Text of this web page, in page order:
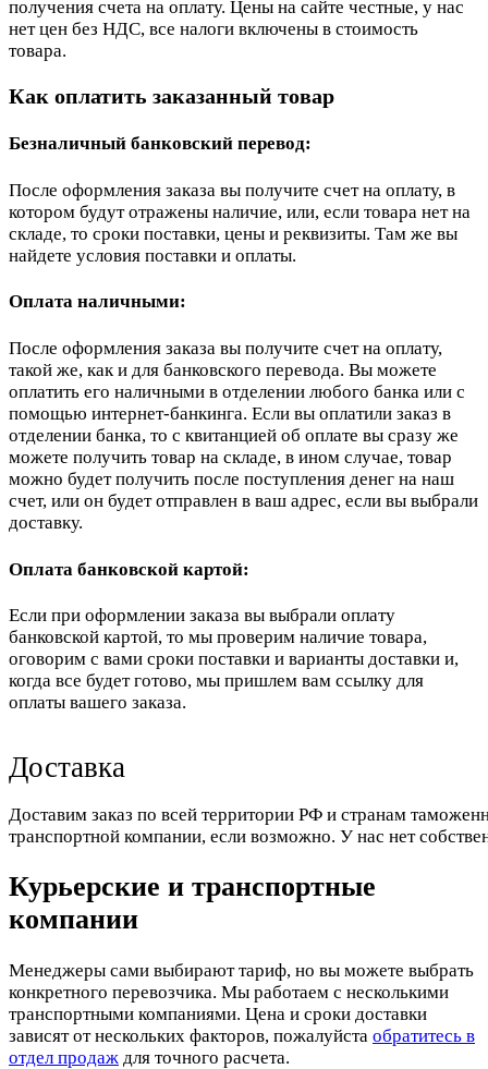
получения счета на оплату. Цены на сайте честные, у нас
нет цен без НДС, все налоги включены в стоимость
товара.
Как оплатить заказанный товар
Безналичный банковский перевод:
После оформления заказа вы получите счет на оплату, в
котором будут отражены наличие, или, если товара нет на
складе, то сроки поставки, цены и реквизиты. Там же вы
найдете условия поставки и оплаты.
Оплата наличными:
После оформления заказа вы получите счет на оплату,
такой же, как и для банковского перевода. Вы можете
оплатить его наличными в отделении любого банка или с
помощью интернет-банкинга. Если вы оплатили заказ в
отделении банка, то с квитанцией об оплате вы сразу же
можете получить товар на складе, в ином случае, товар
можно будет получить после поступления денег на наш
счет, или он будет отправлен в ваш адрес, если вы выбрали
доставку.
Оплата банковской картой:
Если при оформлении заказа вы выбрали оплату
банковской картой, то мы проверим наличие товара,
оговорим с вами сроки поставки и варианты доставки и,
когда все будет готово, мы пришлем вам ссылку для
оплаты вашего заказа.
Доставка
Доставим заказ по всей территории РФ и странам
транспортной компании, если возможно. У нас нет
Курьерские и транспортные
компании
Менеджеры сами выбирают тариф, но вы можете выбрать
конкретного перевозчика. Мы работаем с несколькими
транспортными компаниями. Цена и сроки доставки
зависят от нескольких факторов, пожалуйста обратитесь в
отдел продаж для точного расчета.